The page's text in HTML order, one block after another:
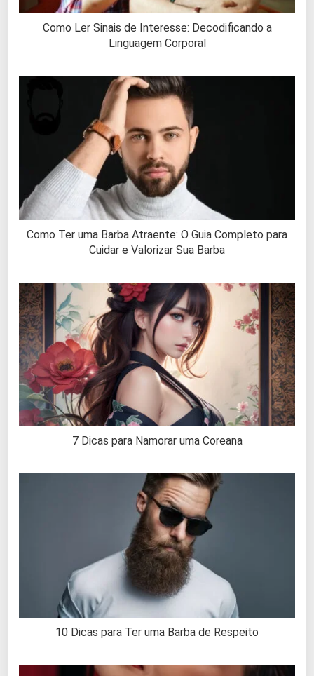
Como Ler Sinais de Interesse: Decodificando a
Linguagem Corporal
Como Ter uma Barba Atraente: O Guia Completo para
Cuidar e Valorizar Sua Barba
7 Dicas para Namorar uma Coreana
10 Dicas para Ter uma Barba de Respeito